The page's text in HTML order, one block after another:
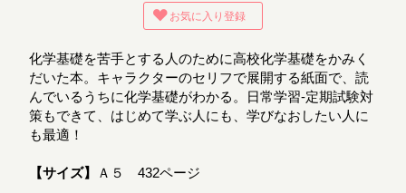
お気に入り登録
化学基礎を苦手とする人のために高校化学基礎をかみく
だいた本。キャラクターのセリフで展開する紙面で、読
んでいるうちに化学基礎がわかる。日常学習-定期試験対
策もできて、はじめて学ぶ人にも、学びなおしたい人に
も最適！
【サイズ】 Ａ５ 432ページ